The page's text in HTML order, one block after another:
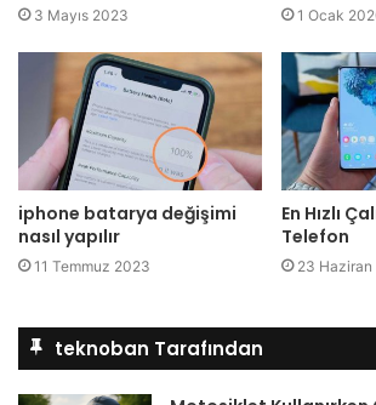
3 Mayıs 2023 1 Ocak
iphone batarya değişimi
nasıl yapılır
11 Temmuz 2023
En Hızlı
Telefon
23 Haziran
teknoban Tarafından